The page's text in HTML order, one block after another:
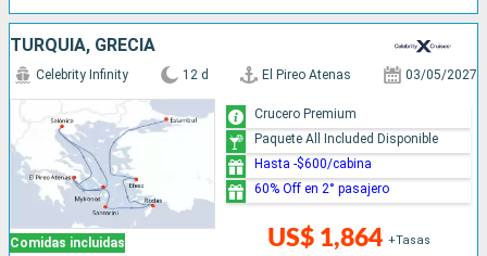
TURQUÍA, GRECIA
Comidas incluidas
Celebrity Infinity 12 d El Pireo Atenas 03/05/2027
US$ 1,864 +Tasas
Crucero Premium
Paquete All Included Disponible
Hasta -$600/cabina
60% Off en 2° pasajero